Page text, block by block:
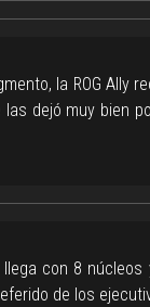
la ROG Ally
dejó muy bien
con 8 núcleos
de los